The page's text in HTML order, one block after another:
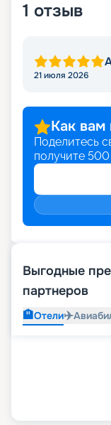
1 отзыв
21 июля 2026
Как вам
Поделитесь
получите 500
Выгодные
партнеров
🏨Отели✈️